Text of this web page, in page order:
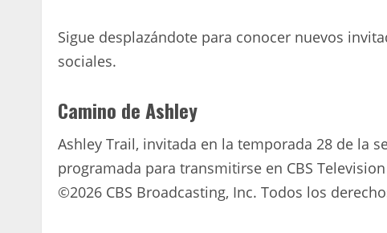
Sigue desplazándote para conocer nuevos
sociales.
Camino de Ashley
Ashley Trail, invitada en la temporada 28 de la
programada para transmitirse en CBS
©2026 CBS Broadcasting, Inc. Todos los